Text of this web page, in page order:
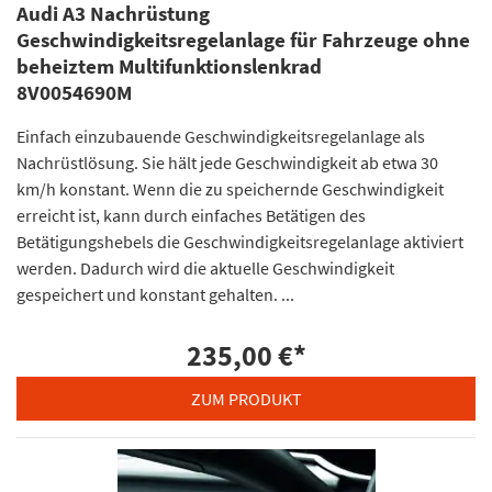
Audi A3 Nachrüstung
Geschwindigkeitsregelanlage für Fahrzeuge ohne
beheiztem Multifunktionslenkrad
8V0054690M
Einfach einzubauende Geschwindigkeitsregelanlage als
Nachrüstlösung. Sie hält jede Geschwindigkeit ab etwa 30
km/h konstant. Wenn die zu speichernde Geschwindigkeit
erreicht ist, kann durch einfaches Betätigen des
Betätigungshebels die Geschwindigkeitsregelanlage aktiviert
werden. Dadurch wird die aktuelle Geschwindigkeit
gespeichert und konstant gehalten. ...
235,00 €*
ZUM PRODUKT